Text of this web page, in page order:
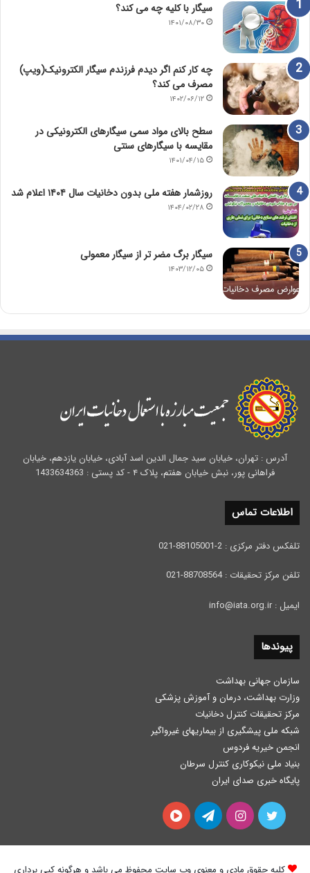
سیگار با کلیه چه می کند؟
۱۴۰۱/۰۸/۳۰
چه کار کنم اگر دیدم فرزندم سیگار الکترونیک(ویپ)
مصرف می کند؟
۱۴۰۲/۰۶/۱۲
سطح بالای مواد سمی سیگارهای الکترونیکی در
مقایسه با سیگارهای سنتی
۱۴۰۱/۰۴/۱۵
روزشمار هفته ملی بدون دخانیات سال ۱۴۰۴ اعلام شد
۱۴۰۴/۰۲/۲۸
سیگار برگ مضر تر از سیگار معمولی
۱۴۰۳/۱۲/۰۵
آدرس : تهران، خیابان سید جمال الدین اسد آبادی، خیابان یازدهم، خیابان
فراهانی پور، نبش خیابان هفتم، پلاک ۴ - کد پستی : 1433634363
اطلاعات تماس
تلفکس دفتر مرکزی : 2-88105001-021
تلفن مرکز تحقیقات : 88708564-021
ایمیل : info@iata.org.ir
پیوندها
سازمان جهانی بهداشت
وزارت بهداشت، درمان و آموزش پزشكی
مرکز تحقیقات کنترل دخانیات
شبکه ملی پیشگیری از بیماریهای غیرواگیر
انجمن خیریه فردوس
بنیاد ملی نیکوکاری کنترل سرطان
پایگاه خبری صدای ایران
توییتر اینستاگرامتلگرام آپارات